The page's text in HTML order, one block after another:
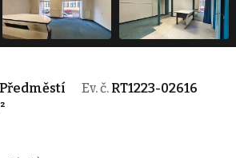
Ev. č. RT1223-02616